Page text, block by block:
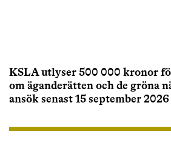
KSLA utlyser 500 000 kronor
om äganderätten och de gröna
ansök senast 15 september 2026